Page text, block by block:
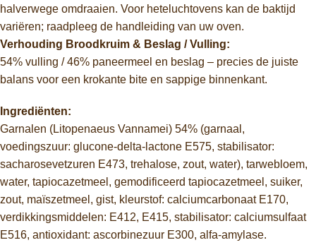
halverwege omdraaien. Voor heteluchtovens kan de baktijd
variëren; raadpleeg de handleiding van uw oven.
Verhouding Broodkruim & Beslag / Vulling:
54% vulling / 46% paneermeel en beslag – precies de juiste
balans voor een krokante bite en sappige binnenkant.
Ingrediënten:
Garnalen (Litopenaeus Vannamei) 54% (garnaal,
voedingszuur: glucone-delta-lactone E575, stabilisator:
sacharosevetzuren E473, trehalose, zout, water), tarwebloem,
water, tapiocazetmeel, gemodificeerd tapiocazetmeel, suiker,
zout, maïszetmeel, gist, kleurstof: calciumcarbonaat E170,
verdikkingsmiddelen: E412, E415, stabilisator: calciumsulfaat
E516, antioxidant: ascorbinezuur E300, alfa-amylase.